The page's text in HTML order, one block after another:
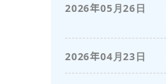
2026年05月26日
2026年04月23日